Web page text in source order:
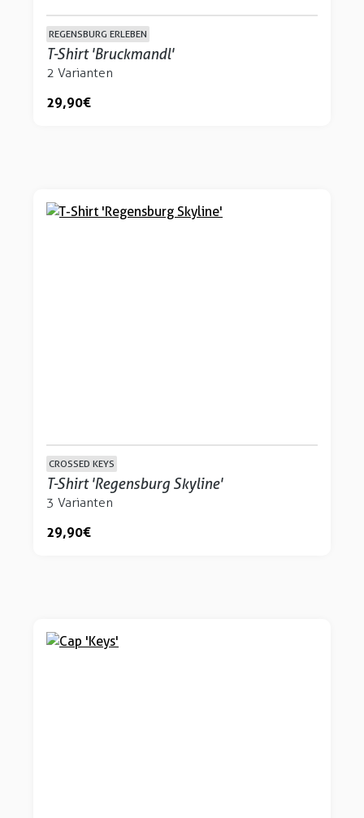
REGENSBURG ERLEBEN
T-Shirt 'Bruckmandl'
2 Varianten
29,90 €
CROSSED KEYS
T-Shirt 'Regensburg Skyline'
3 Varianten
29,90 €